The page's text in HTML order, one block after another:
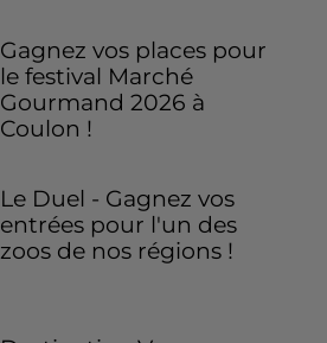
Gagnez vos places pour
le festival Marché
Gourmand 2026 à
Coulon !
Le Duel - Gagnez vos
entrées pour l'un des
zoos de nos régions !